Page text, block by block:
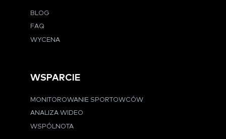
BLOG
FAQ
WYCENA
WSPARCIE
MONITOROWANIE SPORTOWCÓW
ANALIZA WIDEO
WSPÓLNOTA